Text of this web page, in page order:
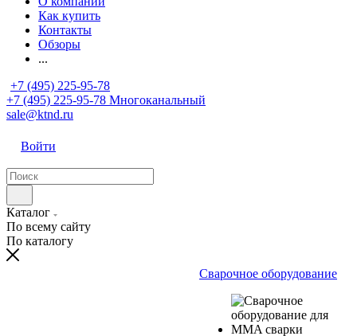
Как купить
Контакты
Обзоры
...
+7 (495) 225-95-78
+7 (495) 225-95-78 Многоканальный
sale@ktnd.ru
Войти
Каталог
По всему сайту
По каталогу
Сварочное оборудование